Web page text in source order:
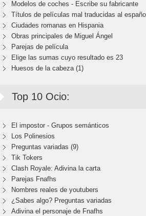
Modelos de coches - Escribe su fabricante
Títulos de películas mal traducidas al español
Ciudades romanas en Hispania
Obras principales de Miguel Ángel
Parejas de película
Elige las sumas cuyo resultado es 23
Huesos de la cabeza (1)
Top 10 Ocio:
El impostor - Grupos semánticos
Los Polinesios
Preguntas variadas (9)
Tik Tokers
Clash Royale: Adivina la carta
Parejas Fnafhs
Nombres reales de youtubers
¿Sabes algo? Preguntas variadas
Adivina el personaje de Fnafhs